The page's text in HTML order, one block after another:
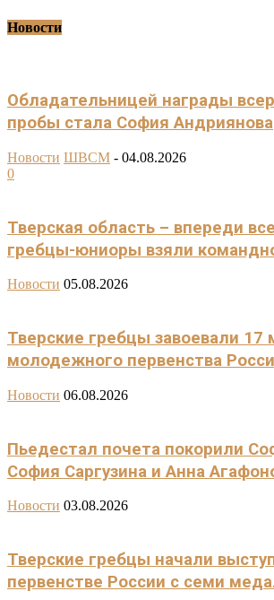
Новости
Обладательницей награды
пробы стала София Андриянова
Новости ШВСМ - 04.08.2026
0
Тверская область – впереди
гребцы-юниоры взяли
Новости 05.08.2026
Тверские гребцы завоевали 17
молодежного первенства
Новости 06.08.2026
Пьедестал почета покорили
София Саргузина и Анна
Новости 03.08.2026
Тверские гребцы начали
первенстве России с семи